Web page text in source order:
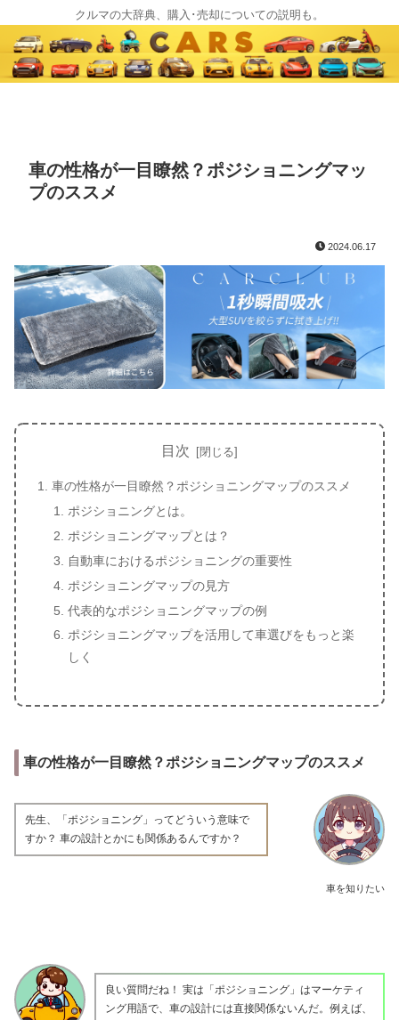
クルマの大辞典、購入･売却についての説明も。
車の性格が一目瞭然？ポジショニングマッ
プのススメ
2024.06.17
目次
車の性格が一目瞭然？ポジショニングマップのススメ
ポジショニングとは。
ポジショニングマップとは？
自動車におけるポジショニングの重要性
ポジショニングマップの見方
代表的なポジショニングマップの例
ポジショニングマップを活用して車選びをもっと楽
しく
車の性格が一目瞭然？ポジショニングマップのススメ
車を知りたい
先生、「ポジショニング」ってどういう意味で
すか？ 車の設計とかにも関係あるんですか？
良い質問だね！ 実は「ポジショニング」はマーケティ
ング用語で、車の設計には直接関係ないんだ。例えば、